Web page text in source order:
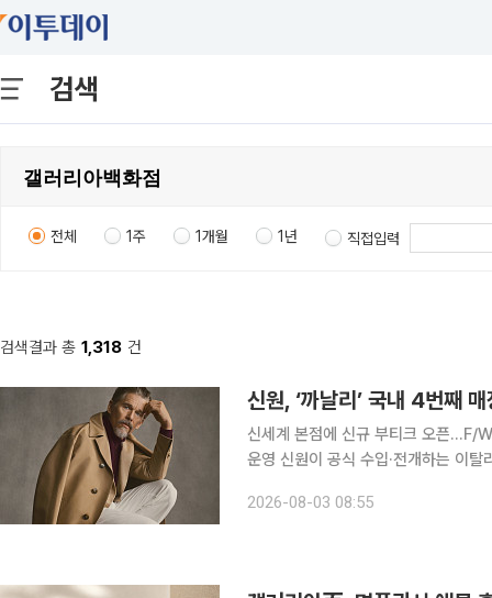
검색
전체 1주 1개월 1년 직접입력
검색결과 총 1,318 건
신원, ‘까날리’ 국내 4번째
신세계 본점에 신규 부티크 오픈…F/
운영 신원이 공식 수입·전개하는 이탈리아 럭셔리 남성 브랜드 '까날리(CANALI)'가 서울 중구 신세
31일 서울 중구 신세계백화점 본점
2026-08-03 08:55